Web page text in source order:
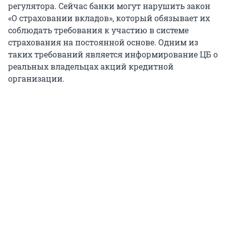
регулятора. Сейчас банки могут нарушить закон
«О страховании вкладов», который обязывает их
соблюдать требования к участию в системе
страхования на постоянной основе. Одним из
таких требований является информирование ЦБ о
реальных владельцах акций кредитной
организации.